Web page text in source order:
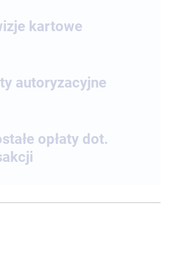
kartowe
autoryzacyjne
opłaty dot.